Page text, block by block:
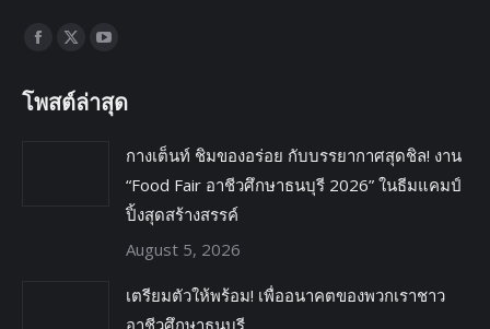
Find us on:
โพสต์ล่าสุด
กางเต็นท์ ชิมของอร่อย กับบรรยากาศสุดชิล! งาน
“Food Fair อาชีวศึกษาธนบุรี 2026” ในธีมแคมป์
ปิ้งสุดสร้างสรรค์
August 5, 2026
เตรียมตัวให้พร้อม! เพื่ออนาคตของพวกเราชาว
อาชีวศึกษาธนบุรี